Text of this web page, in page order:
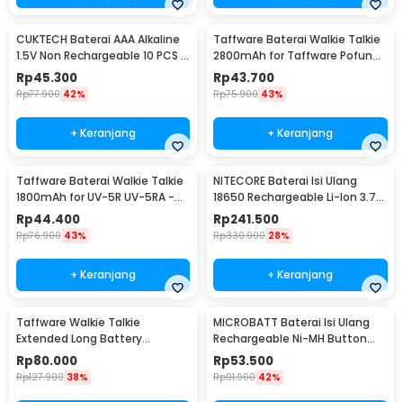
CUKTECH Baterai AAA Alkaline
1.5V Non Rechargeable 10 PCS -
Zi7
Rp45.300
Rp77.900 42%
+ Keranjang
Taffware Baterai Walkie Talkie
2800mAh for Taffware Pofung
BF-UV82 - BL-8
Rp43.700
Rp75.900 43%
+ Keranjang
Taffware Baterai Walkie Talkie
1800mAh for UV-5R UV-5RA -
BL-5
Rp44.400
Rp76.900 43%
+ Keranjang
NITECORE Baterai Isi Ulang
18650 Rechargeable Li-Ion 3.7V
3400mAh 1PCS - NL1834
Rp241.500
Rp330.900 28%
+ Keranjang
Taffware Walkie Talkie
Extended Long Battery
3800mAh - BL-5
Rp80.000
Rp127.900 38%
MICROBATT Baterai Isi Ulang
Rechargeable Ni-MH Button
Top 1.2V AA-1000mAh
Rp53.500
Rp91.900 42%